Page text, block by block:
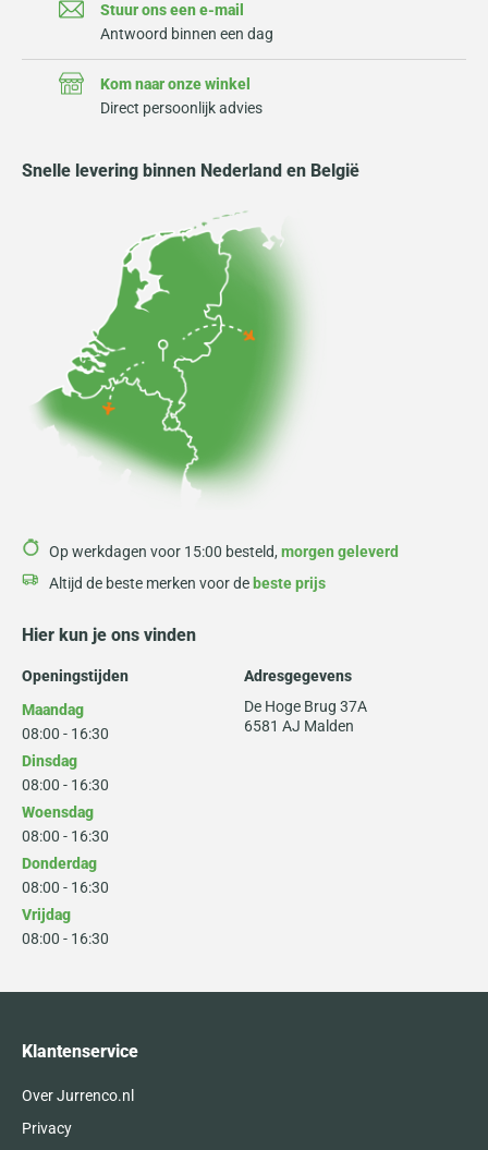
Stuur ons een e-mail
Antwoord binnen een dag
Kom naar onze winkel
Direct persoonlijk advies
Snelle levering binnen Nederland en België
Op werkdagen voor 15:00 besteld, morgen geleverd
Altijd de beste merken voor debeste prijs
Hier kun je ons vinden
Openingstijden
Maandag
08:00 - 16:30
Dinsdag
08:00 - 16:30
Woensdag
08:00 - 16:30
Donderdag
08:00 - 16:30
Vrijdag
08:00 - 16:30
Adresgegevens
De Hoge Brug 37A
6581 AJ Malden
Klantenservice
Over Jurrenco.nl
Privacy